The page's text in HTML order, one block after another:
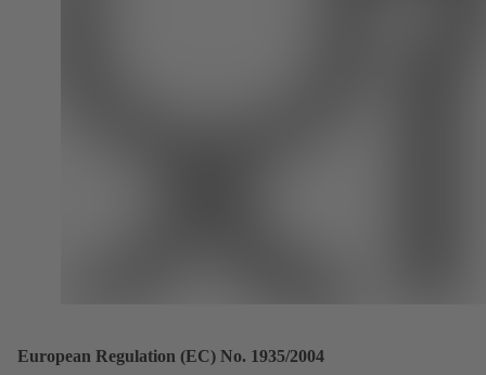
European Regulation (EC) No. 1935/2004